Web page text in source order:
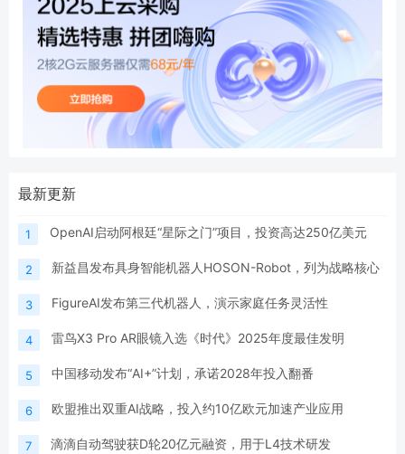
最新更新
1 OpenAI启动阿根廷“星际之门”项目，投资高达250亿美元
2 新益昌发布具身智能机器人HOSON-Robot，列为战略核心
3 FigureAI发布第三代机器人，演示家庭任务灵活性
4 雷鸟X3 Pro AR眼镜入选《时代》2025年度最佳发明
5 中国移动发布“AI+”计划，承诺2028年投入翻番
6 欧盟推出双重AI战略，投入约10亿欧元加速产业应用
7 滴滴自动驾驶获D轮20亿元融资，用于L4技术研发